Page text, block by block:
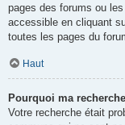
pages des forums ou
accessible en cliquant
toutes les pages du
Haut
Pourquoi ma
Votre recherche était